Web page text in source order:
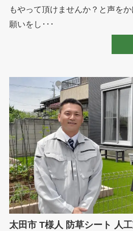
もやって頂けませんか？と声を
願いをし･･･
太田市 T様人 防草シート 人